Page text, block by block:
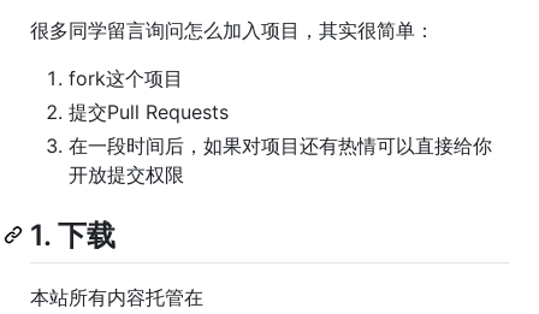
很多同学留言询问怎么加入项目，其实很简单：
fork这个项目
提交Pull Requests
在一段时间后，如果对项目还有热情可以直接给你
开放提交权限
1. 下载
本站所有内容托管在